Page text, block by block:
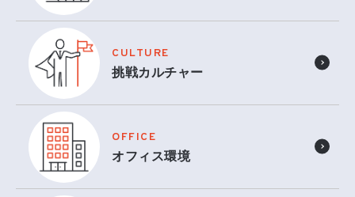
CULTURE
挑戦カルチャー
OFFICE
オフィス環境